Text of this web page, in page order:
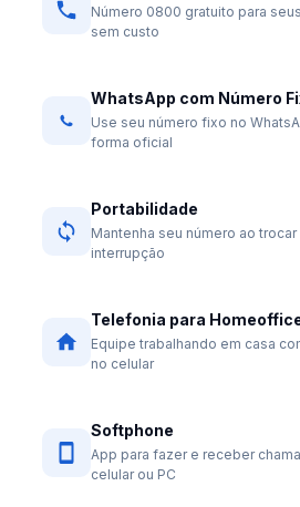
Número 0800 gratuito para
sem custo
WhatsApp com Número
Use seu número fixo no
forma oficial
Portabilidade
Mantenha seu número ao
interrupção
Telefonia para
Equipe trabalhando em casa
no celular
Softphone
App para fazer e receber
celular ou PC